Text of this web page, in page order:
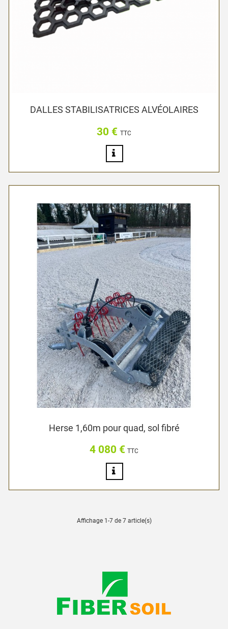
DALLES STABILISATRICES ALVÉOLAIRES
Prix
30 € TTC
Herse 1,60m pour quad, sol fibré
Prix
4 080 € TTC
Affichage 1-7 de 7 article(s)